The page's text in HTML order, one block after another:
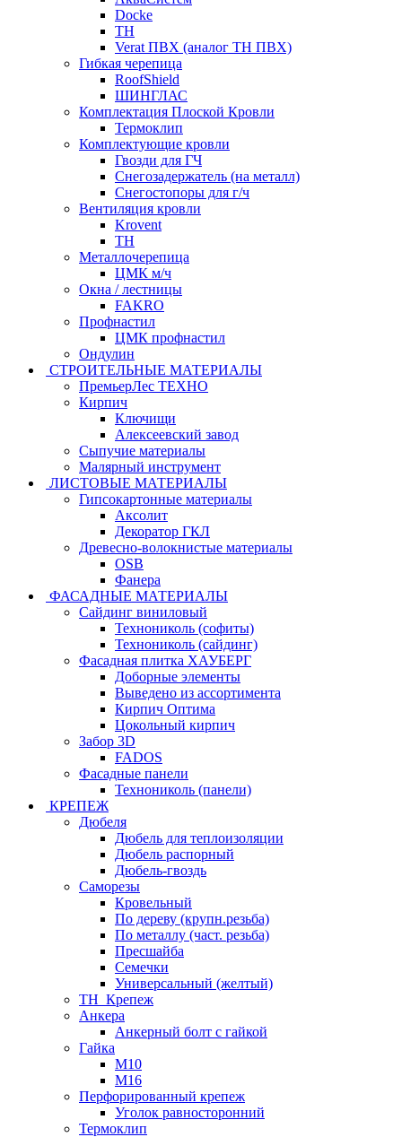
Docke
ТН
Verat ПВХ (аналог ТН ПВХ)
Гибкая черепица
RoofShield
ШИНГЛАС
Комплектация Плоской Кровли
Термоклип
Комплектующие кровли
Гвозди для ГЧ
Снегозадержатель (на металл)
Снегостопоры для г/ч
Вентиляция кровли
Krovent
ТН
Металлочерепица
ЦМК м/ч
Окна / лестницы
FAKRO
Профнастил
ЦМК профнастил
Ондулин
СТРОИТЕЛЬНЫЕ МАТЕРИАЛЫ
ПремьерЛес ТЕХНО
Кирпич
Ключищи
Алексеевский завод
Сыпучие материалы
Малярный инструмент
ЛИСТОВЫЕ МАТЕРИАЛЫ
Гипсокартонные материалы
Аксолит
Декоратор ГКЛ
Древесно-волокнистые материалы
OSB
Фанера
ФАСАДНЫЕ МАТЕРИАЛЫ
Сайдинг виниловый
Технониколь (софиты)
Технониколь (сайдинг)
Фасадная плитка ХАУБЕРГ
Доборные элементы
Выведено из ассортимента
Кирпич Оптима
Цокольный кирпич
Забор 3D
FADOS
Фасадные панели
Технониколь (панели)
КРЕПЕЖ
Дюбеля
Дюбель для теплоизоляции
Дюбель распорный
Дюбель-гвоздь
Саморезы
Кровельный
По дереву (крупн.резьба)
По металлу (част. резьба)
Пресшайба
Семечки
Универсальный (желтый)
ТН_Крепеж
Анкера
Анкерный болт с гайкой
Гайка
М10
М16
Перфорированный крепеж
Уголок равносторонний
Термоклип